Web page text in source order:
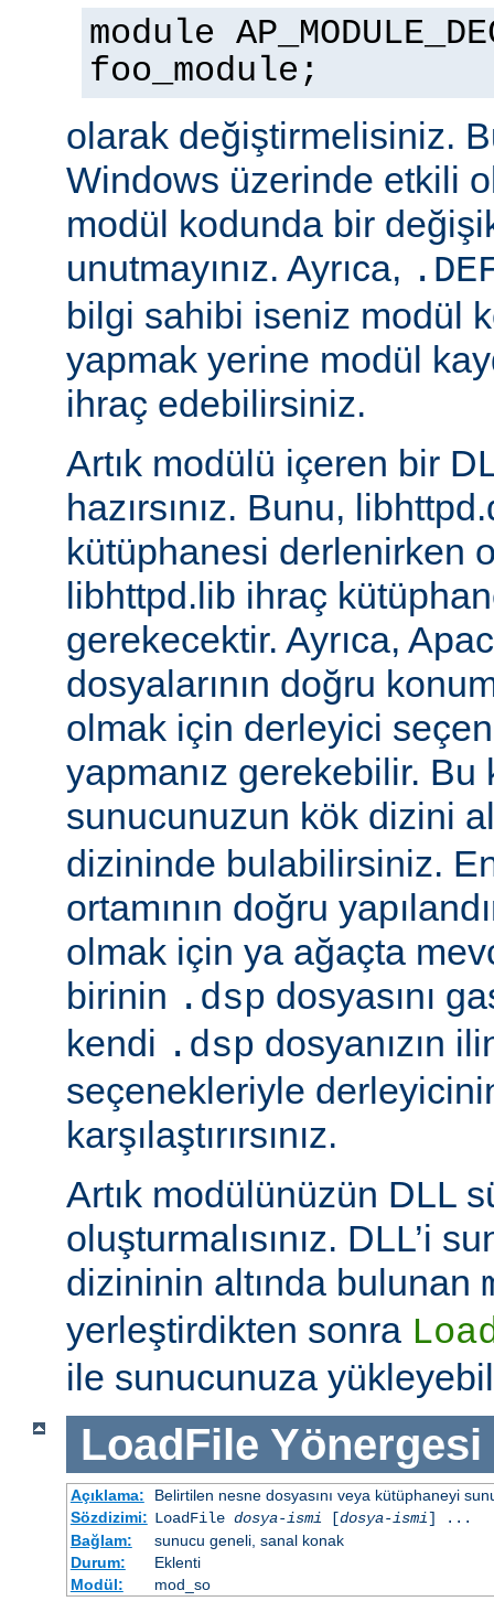
module
foo_module;
olarak değiştirmelisiniz.
Windows üzerinde etkili
modül kodunda bir
unutmayınız. Ayrıca,
bilgi sahibi iseniz modül
yapmak yerine modül
ihraç edebilirsiniz.
Artık modülü içeren bir
hazırsınız. Bunu,
kütüphanesi derlenirken
libhttpd.lib ihraç
gerekecektir. Ayrıca,
dosyalarının doğru
olmak için derleyici
yapmanız gerekebilir. Bu
sunucunuzun kök dizini
dizininde bulabilirsiniz.
ortamının doğru
olmak için ya ağaçta
birinin .dsp dosyasını
kendi .dsp dosyanızın
seçenekleriyle
karşılaştırırsınız.
Artık modülünüzün DLL
oluşturmalısınız. DLL’i
dizininin altında bulunan
yerleştirdikten sonra
ile sunucunuza
LoadFile Yönergesi
Açıklama:
Belirtilen nesne dosyasını veya kütüphaneyi
Sözdizimi: LoadFile dosya-ismi [dosya-ismi] ...
Bağlam:
sunucu geneli, sanal konak
Durum:
Eklenti
Modül:
mod_so